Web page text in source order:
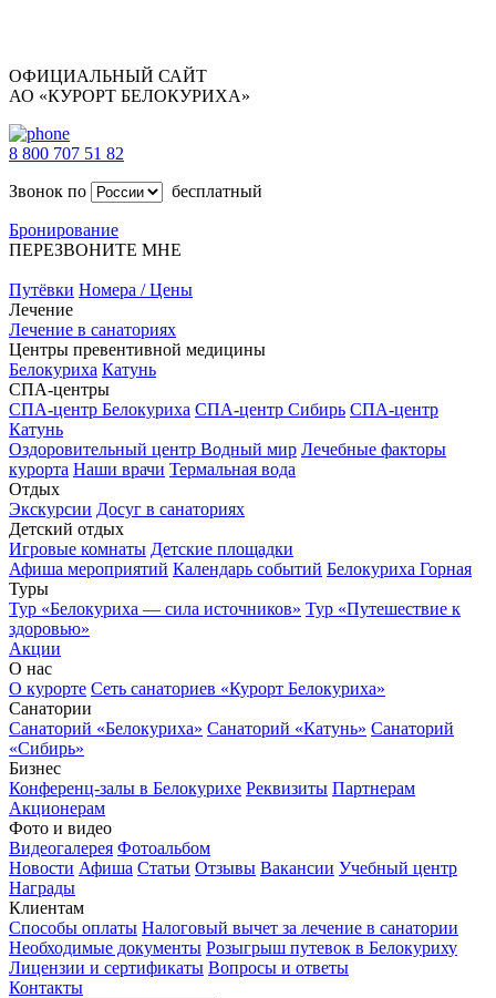
ОФИЦИАЛЬНЫЙ САЙТ
АО «КУРОРТ БЕЛОКУРИХА»
8 800 707 51 82
Звонок по
бесплатный
Бронирование
ПЕРЕЗВОНИТЕ МНЕ
Путёвки Номера / Цены
Лечение
Лечение в санаториях
Центры превентивной медицины
Белокуриха Катунь
СПА-центры
СПА-центр Белокуриха СПА-центр Сибирь СПА-центр
Катунь
Оздоровительный центр Водный мир Лечебные факторы
курорта Наши врачи Термальная вода
Отдых
Экскурсии Досуг в санаториях
Детский отдых
Игровые комнаты Детские площадки
Афиша мероприятий Календарь событий Белокуриха Горная
Туры
Тур «Белокуриха — сила источников» Тур «Путешествие к
здоровью»
Акции
О нас
О курорте Сеть санаториев «Курорт Белокуриха»
Санатории
Санаторий «Белокуриха» Санаторий «Катунь» Санаторий
«Сибирь»
Бизнес
Конференц-залы в Белокурихе Реквизиты Партнерам
Акционерам
Фото и видео
Видеогалерея Фотоальбом
Новости Афиша Статьи Отзывы Вакансии Учебный центр
Награды
Клиентам
Способы оплаты Налоговый вычет за лечение в санатории
Необходимые документы Розыгрыш путевок в Белокуриху
Лицензии и сертификаты Вопросы и ответы
Контакты